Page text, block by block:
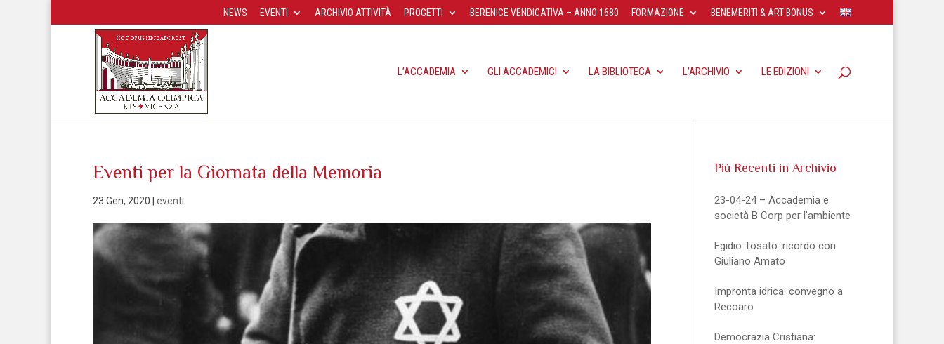
NEWS EVENTI ARCHIVIO ATTIVITÀ PROGETTI BERENICE VENDICATIVA – ANNO 1680 FORMAZIONE BENEMERITI & ART BONUS
L’ACCADEMIA GLI ACCADEMICI LA BIBLIOTECA L’ARCHIVIO LE EDIZIONI
Eventi per la Giornata della Memoria
23 Gen, 2020 eventi
Più Recenti in Archivio
23-04-24 – Accademia e
società B Corp per l’ambiente
Egidio Tosato: ricordo con
Giuliano Amato
Impronta idrica: convegno a
Recoaro
Democrazia Cristiana: